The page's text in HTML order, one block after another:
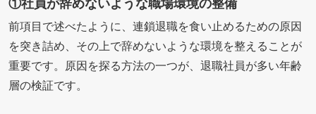
①社員が辞めないような職場環境の整備
前項目で述べたように、連鎖退職を食い止めるための原因
を突き詰め、その上で辞めないような環境を整えることが
重要です。原因を探る方法の一つが、退職社員が多い年齢
層の検証です。